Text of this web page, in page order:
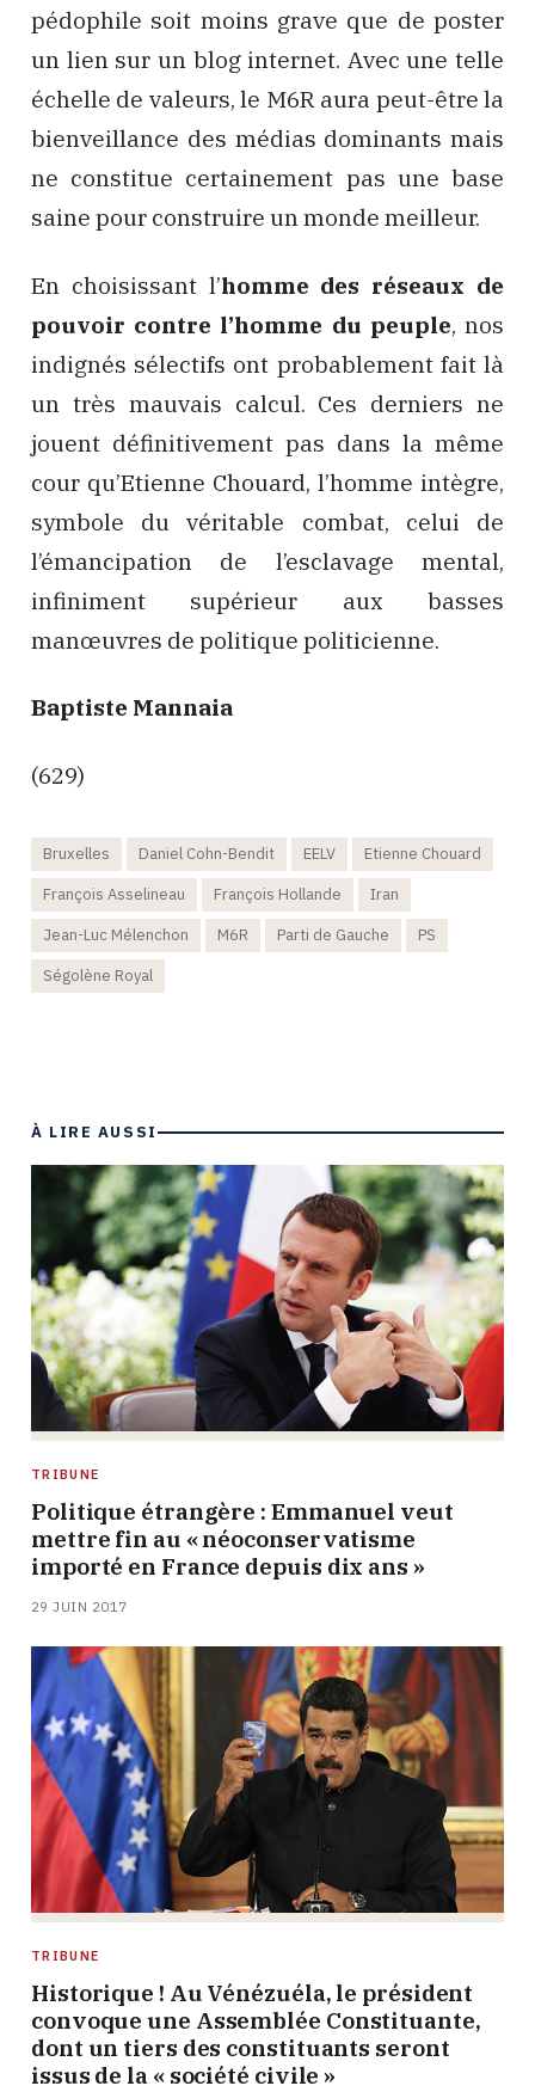
pédophile soit moins grave que de poster
un lien sur un blog internet. Avec une telle
échelle de valeurs, le M6R aura peut-être la
bienveillance des médias dominants mais
ne constitue certainement pas une base
saine pour construire un monde meilleur.
En choisissant l’homme des réseaux de
pouvoir contre l’homme du peuple, nos
indignés sélectifs ont probablement fait là
un très mauvais calcul. Ces derniers ne
jouent définitivement pas dans la même
cour qu’Etienne Chouard, l’homme intègre,
symbole du véritable combat, celui de
l’émancipation de l’esclavage mental,
infiniment supérieur aux basses
manœuvres de politique politicienne.
Baptiste Mannaia
(629)
Bruxelles Daniel Cohn-Bendit EELV
Etienne Chouard
François Asselineau
François Hollande
Iran
Jean-Luc Mélenchon
M6R Parti de Gauche
PS
Ségolène Royal
À LIRE AUSSI
TRIBUNE
Politique étrangère : Emmanuel veut
mettre fin au « néoconservatisme
importé en France depuis dix ans »
29 JUIN 2017
TRIBUNE
Historique ! Au Vénézuéla, le président
convoque une Assemblée Constituante,
dont un tiers des constituants seront
issus de la « société civile »